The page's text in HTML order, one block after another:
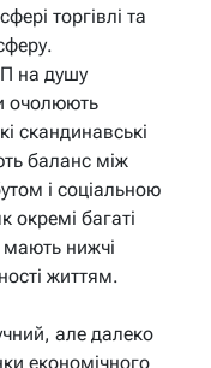
торгівлі та
на душу
очолюють
скандинавські
баланс між
і соціальною
окремі багаті
мають нижчі
життям.
але далеко
економічного